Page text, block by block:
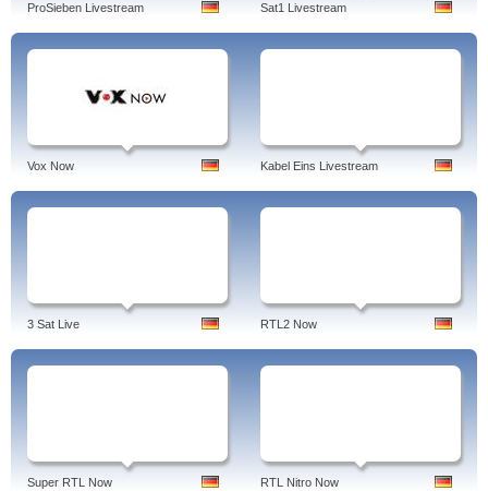
ProSieben Livestream Sat1 Livestream
Vox Now Kabel Eins Livestream
3 Sat Live RTL2 Now
Super RTL Now RTL Nitro Now